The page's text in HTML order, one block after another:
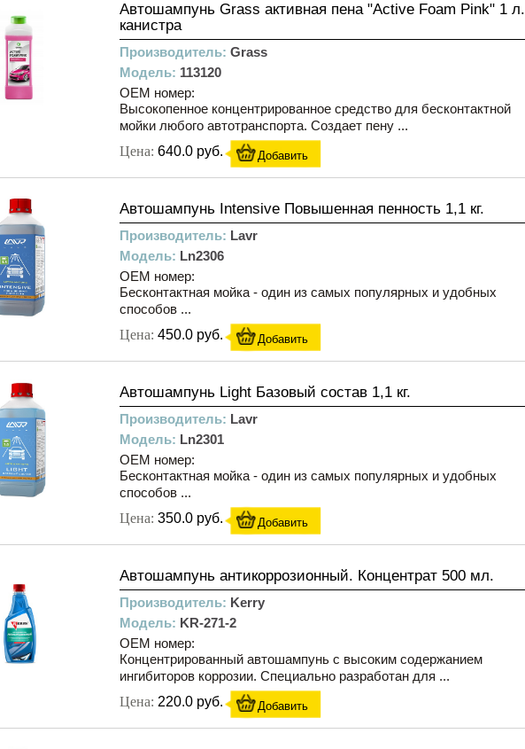
Автошампунь Grass активная пена "Active Foam Pink" 1 л.
канистра
Производитель: Grass
Модель: 113120
OEM номер:
Высокопенное концентрированное средство для бесконтактной
мойки любого автотранспорта. Создает пену ...
Цена: 640.0 руб. Добавить
Автошампунь Intensive Повышенная пенность 1,1 кг.
Производитель: Lavr
Модель: Ln2306
OEM номер:
Бесконтактная мойка - один из самых популярных и удобных
способов ...
Цена: 450.0 руб. Добавить
Автошампунь Light Базовый состав 1,1 кг.
Производитель: Lavr
Модель: Ln2301
OEM номер:
Бесконтактная мойка - один из самых популярных и удобных
способов ...
Цена: 350.0 руб. Добавить
Автошампунь антикоррозионный. Концентрат 500 мл.
Производитель: Kerry
Модель: KR-271-2
OEM номер:
Концентрированный автошампунь с высоким содержанием
ингибиторов коррозии. Специально разработан для ...
Цена: 220.0 руб. Добавить